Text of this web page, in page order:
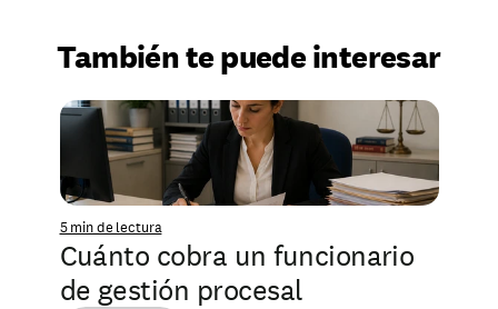
También te puede interesar
5 min de lectura
Cuánto cobra un funcionario
de gestión procesal